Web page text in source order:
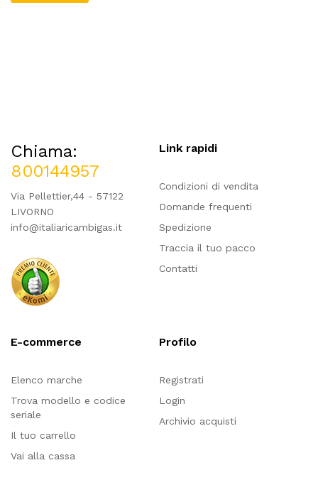
Chiama:
800144957
Via Pellettier,44 - 57122
LIVORNO
info@italiaricambigas.it
Link rapidi
Condizioni di vendita
Domande frequenti
Spedizione
Traccia il tuo pacco
Contatti
E-commerce
Elenco marche
Trova modello e codice
seriale
Il tuo carrello
Vai alla cassa
Profilo
Registrati
Login
Archivio acquisti